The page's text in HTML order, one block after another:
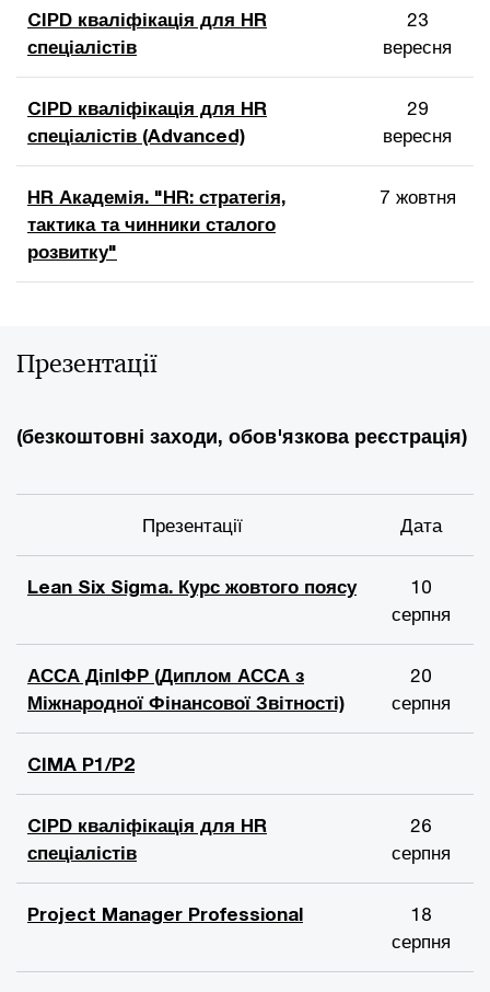
CIPD кваліфікація для HR
спеціалістів
23
вересня
CIPD кваліфікація для HR
спеціалістів (Advanced)
29
вересня
HR Академія. "HR: стратегія,
тактика та чинники сталого
розвитку"
7 жовтня
Презентації
(безкоштовні заходи, обов'язкова реєстрація)
Презентації Дата
Lean Six Sigma. Курс жовтого поясу
10
серпня
АССА ДіпІФР (Диплом АССА з
Міжнародної Фінансової Звітності)
20
серпня
CIMA P1/P2
CIPD кваліфікація для HR
спеціалістів
26
серпня
Project Manager Professional
18
серпня